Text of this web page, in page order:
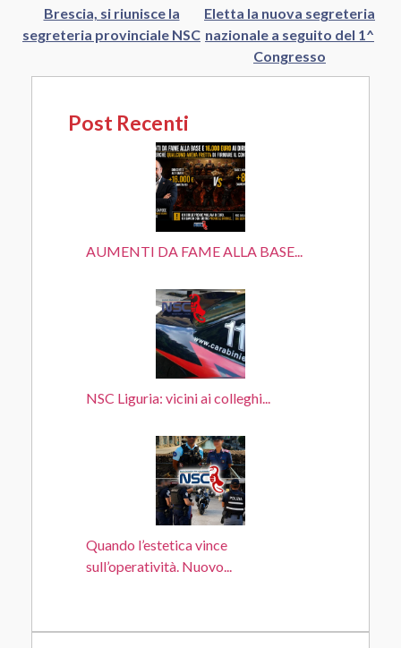
Brescia, si riunisce la
segreteria provinciale NSC
Eletta la nuova segreteria
nazionale a seguito del 1^
Congresso
Post Recenti
AUMENTI DA FAME ALLA BASE...
NSC Liguria: vicini ai colleghi...
Quando l’estetica vince
sull’operatività. Nuovo...